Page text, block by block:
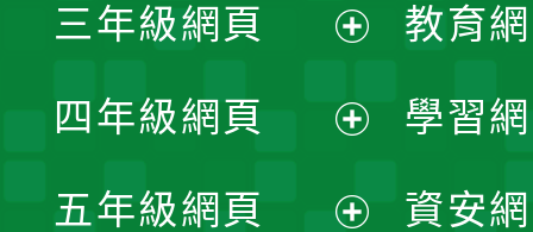
選
單
開
選
單
三年級網頁
開
選
四年級網頁
五年級網頁
教育
學習
資安